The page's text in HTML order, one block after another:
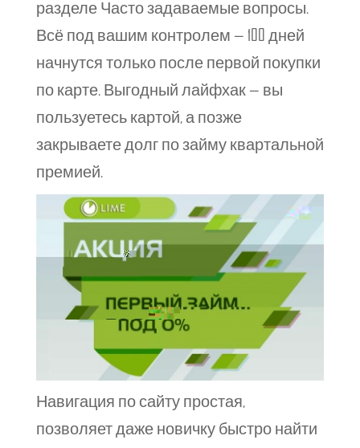
разделе Часто задаваемые вопросы.
Всё под вашим контролем — 100 дней
начнутся только после первой покупки
по карте. Выгодный лайфхак — вы
пользуетесь картой, а позже
закрываете долг по займу квартальной
премией.
Навигация по сайту простая,
позволяет даже новичку быстро найти